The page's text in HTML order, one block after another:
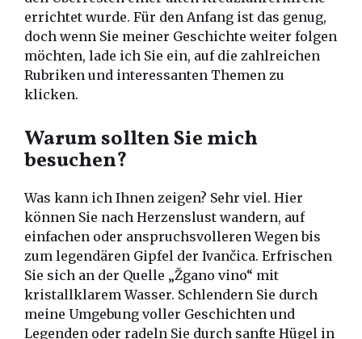
errichtet wurde. Für den Anfang ist das genug,
doch wenn Sie meiner Geschichte weiter folgen
möchten, lade ich Sie ein, auf die zahlreichen
Rubriken und interessanten Themen zu
klicken.
Warum sollten Sie mich
besuchen?
Was kann ich Ihnen zeigen? Sehr viel. Hier
können Sie nach Herzenslust wandern, auf
einfachen oder anspruchsvolleren Wegen bis
zum legendären Gipfel der Ivančica. Erfrischen
Sie sich an der Quelle „Žgano vino“ mit
kristallklarem Wasser. Schlendern Sie durch
meine Umgebung voller Geschichten und
Legenden oder radeln Sie durch sanfte Hügel in